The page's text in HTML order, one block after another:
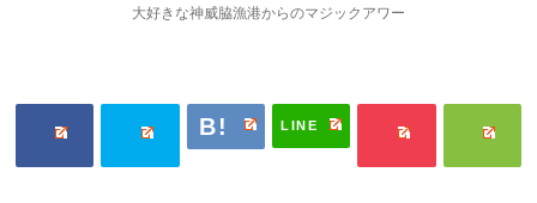
大好きな​神威脇漁港からのマジックアワー
LINE